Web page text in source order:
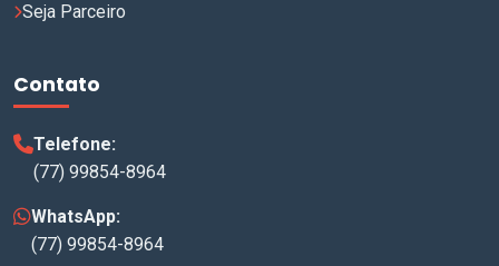
Seja Parceiro
Contato
Telefone:
(77) 99854-8964
WhatsApp:
(77) 99854-8964